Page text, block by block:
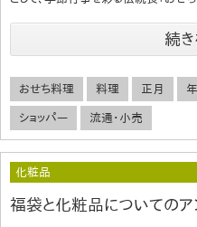
続
おせち料理 料理 正月
ショッパー 流通・小売
化粧品
福袋と化粧品についてのア